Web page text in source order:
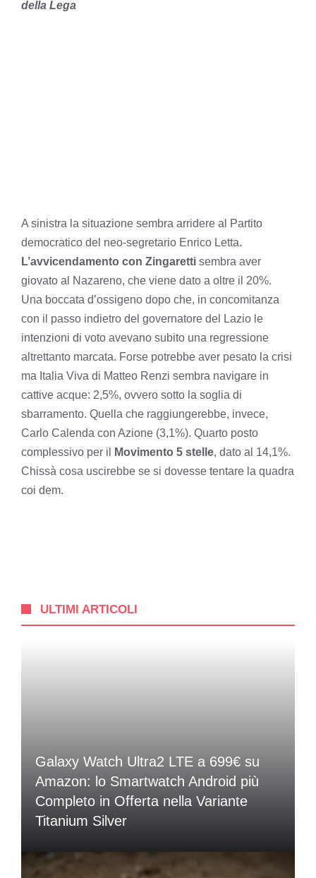
della Lega
A sinistra la situazione sembra arridere al Partito
democratico del neo-segretario Enrico Letta.
L’avvicendamento con Zingaretti sembra aver
giovato al Nazareno, che viene dato a oltre il 20%.
Una boccata d’ossigeno dopo che, in concomitanza
con il passo indietro del governatore del Lazio le
intenzioni di voto avevano subito una regressione
altrettanto marcata. Forse potrebbe aver pesato la crisi
ma Italia Viva di Matteo Renzi sembra navigare in
cattive acque: 2,5%, ovvero sotto la soglia di
sbarramento. Quella che raggiungerebbe, invece,
Carlo Calenda con Azione (3,1%). Quarto posto
complessivo per il
Movimento 5 stelle, dato al 14,1%.
Chissà cosa uscirebbe se si dovesse tentare la quadra
coi dem.
ULTIMI ARTICOLI
Galaxy Watch Ultra2 LTE a 699€ su
Amazon: lo Smartwatch Android più
Completo in Offerta nella Variante
Titanium Silver